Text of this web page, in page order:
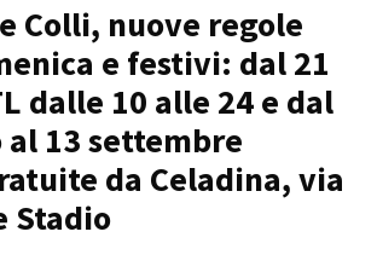
Colli, nuove regole
e festivi: dal 21
dalle 10 alle 24 e dal
13 settembre
da Celadina, via
Stadio